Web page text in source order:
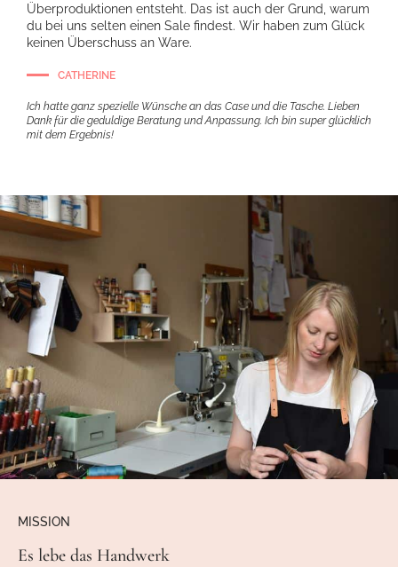
Überproduktionen entsteht. Das ist auch der Grund, warum
du bei uns selten einen Sale findest. Wir haben zum Glück
keinen Überschuss an Ware.
CATHERINE
Ich hatte ganz spezielle Wünsche an das Case und die Tasche. Lieben
Dank für die geduldige Beratung und Anpassung. Ich bin super glücklich
mit dem Ergebnis!
MISSION
Es lebe das Handwerk